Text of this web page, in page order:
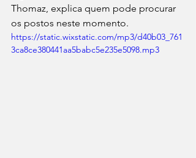
Thomaz, explica quem pode procurar
os postos neste momento.
https://static.wixstatic.com/mp3/d40b03_761
3ca8ce380441aa5babc5e235e5098.mp3